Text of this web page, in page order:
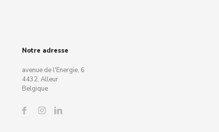
Notre adresse
avenue de l'Energie, 6
4432, Alleur
Belgique